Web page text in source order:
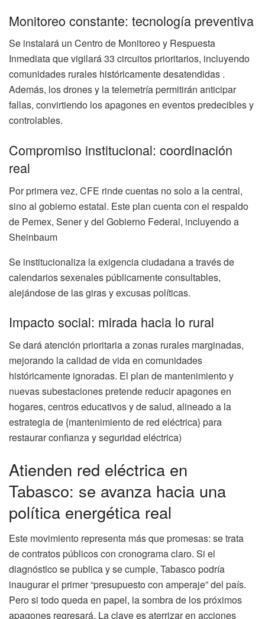
Monitoreo constante: tecnología preventiva
Se instalará un Centro de Monitoreo y Respuesta
Inmediata que vigilará 33 circuitos prioritarios, incluyendo
comunidades rurales históricamente desatendidas .
Además, los drones y la telemetría permitirán anticipar
fallas, convirtiendo los apagones en eventos predecibles y
controlables.
Compromiso institucional: coordinación
real
Por primera vez, CFE rinde cuentas no solo a la central,
sino al gobierno estatal. Este plan cuenta con el respaldo
de Pemex, Sener y del Gobierno Federal, incluyendo a
Sheinbaum
Se institucionaliza la exigencia ciudadana a través de
calendarios sexenales públicamente consultables,
alejándose de las giras y excusas políticas.
Impacto social: mirada hacia lo rural
Se dará atención prioritaria a zonas rurales marginadas,
mejorando la calidad de vida en comunidades
históricamente ignoradas. El plan de mantenimiento y
nuevas subestaciones pretende reducir apagones en
hogares, centros educativos y de salud, alineado a la
estrategia de {mantenimiento de red eléctrica} para
restaurar confianza y seguridad eléctrica)
Atienden red eléctrica en
Tabasco: se avanza hacia una
política energética real
Este movimiento representa más que promesas: se trata
de contratos públicos con cronograma claro. Si el
diagnóstico se publica y se cumple, Tabasco podría
inaugurar el primer “presupuesto con amperaje” del país.
Pero si todo queda en papel, la sombra de los próximos
apagones regresará. La clave es aterrizar en acciones